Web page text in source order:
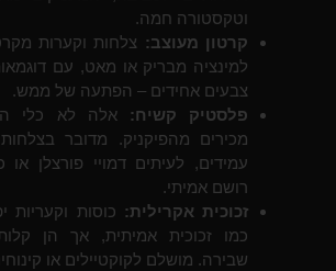
וטקסטורה חמה.
קרטון מעוצב: צלחות וקערות
למינציה מבריק או מאט, עם
צבעים אחידים – הפתעה של ממש.
פלסטיק קשיח: אלה לא כלי
מכירים מהפיקניק. מדובר בצלחות
עמידים, לעיתים דמויי פורצלן
רושם אמיתי.
זכוכית אקרילית: כוסות וקעריות
כמו זכוכית אמיתית, אך הן
שבירה. מושלם לקוקטיילים או